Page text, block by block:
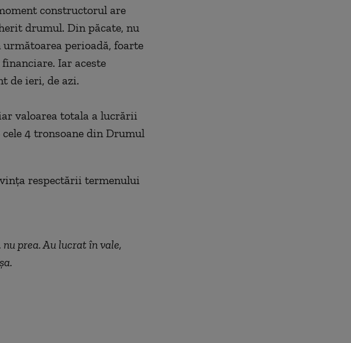
constructorul are
drumul. Din păcate, nu
perioadă, foarte
Iar aceste
de ieri, de azi.
valoarea totala a lucrării
4 tronsoane din Drumul
respectării termenului
prea. Au lucrat în vale,